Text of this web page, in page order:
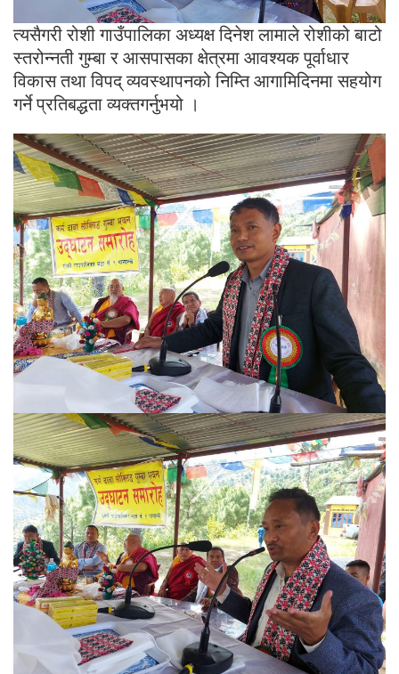
त्यसैगरी रोशी गाउँपालिका अध्यक्ष दिनेश लामाले रोशीको बाटो
स्तरोन्नती गुम्बा र आसपासका क्षेत्रमा आवश्यक पूर्वाधार
विकास तथा विपद् व्यवस्थापनको निम्ति आगामिदिनमा सहयोग
गर्ने प्रतिबद्धता व्यक्तगर्नुभयो ।